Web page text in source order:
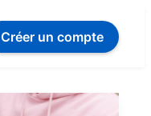
Créer un compte